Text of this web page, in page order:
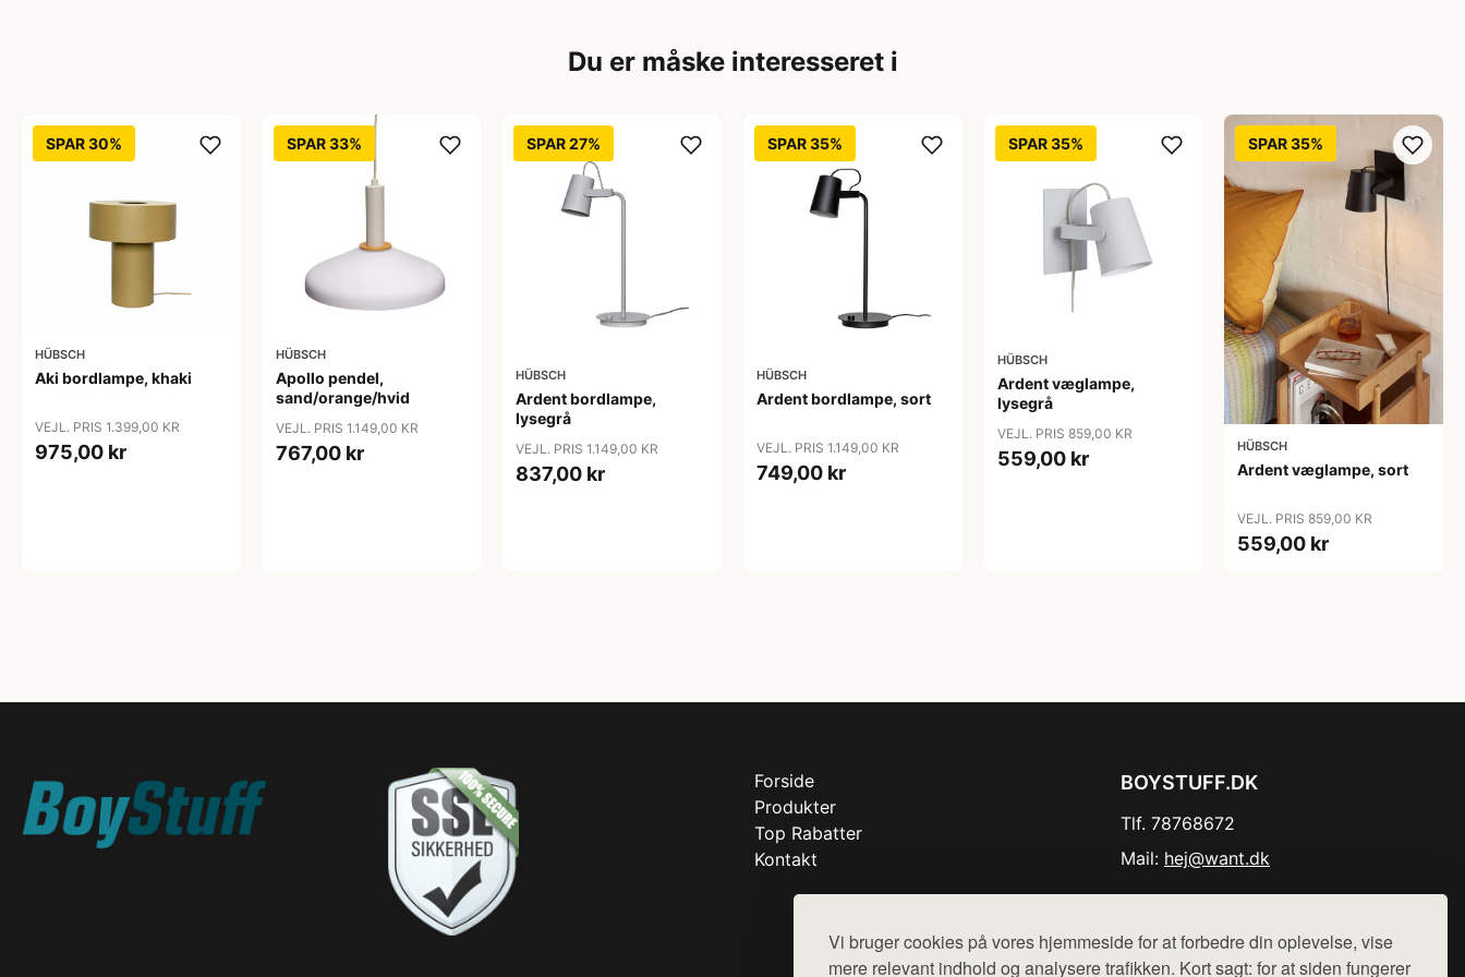
Vi bruger cookies på vores hjemmeside for at forbedre din oplevelse, vise
mere relevant indhold og analysere trafikken. Kort sagt: for at siden fungerer
Du er måske interesseret i
SPAR 30%
HÜBSCH
Aki bordlampe, khaki
VEJL. PRIS 1.399,00 KR
975,00 kr
SPAR 33%
HÜBSCH
Apollo pendel,
sand/orange/hvid
VEJL. PRIS 1.149,00 KR
767,00 kr
SPAR 27%
HÜBSCH
Ardent bordlampe,
lysegrå
VEJL. PRIS 1.149,00 KR
837,00 kr
SPAR 35%
HÜBSCH
Ardent bordlampe, sort
VEJL. PRIS 1.149,00 KR
749,00 kr
SPAR 35%
HÜBSCH
Ardent væglampe,
lysegrå
VEJL. PRIS 859,00 KR
559,00 kr
SPAR 35%
HÜBSCH
Ardent væglampe, sort
VEJL. PRIS 859,00 KR
559,00 kr
Forside
Produkter
Top Rabatter
Kontakt
BOYSTUFF.DK
Tlf. 78768672
Mail: hej@want.dk